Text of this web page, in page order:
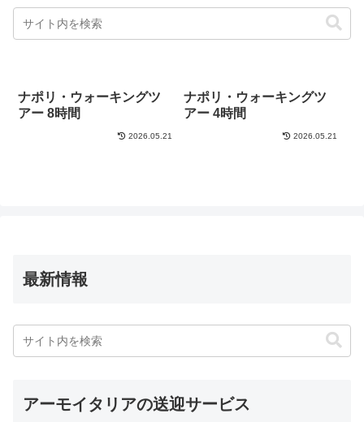
ナポリ・ウォーキングツ
アー 8時間
2026.05.21
ナポリ・ウォーキングツ
アー 4時間
2026.05.21
最新情報
アーモイタリアの送迎サービス